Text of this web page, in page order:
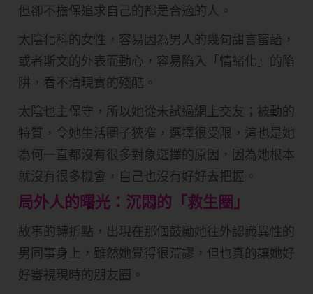
但卻不擔保追求自己的都是合適的人。
太陰化科的女性，容易因為男人的幾句甜言蜜語，
或者斯文的外表而動心，容易陷入「情緒化」的陷
阱，看不清現實的殘酷。
太陰也主保守，所以她從未試過網上交友；被動的
特質，令她生活圈子狹窄，選擇很受限，這也是她
為何一直都沒有很多對象選擇的原因，因為她根本
就沒有很多機會，自己也沒有好好去把握。
局外人的曙光：沉悶的「救生圈」
故事的轉折點，出現在那個鼓勵她往外認識異性的
男同事身上，雖然她覺得很荒謬，但也真的讓她好
好審視現時的朋友圈。